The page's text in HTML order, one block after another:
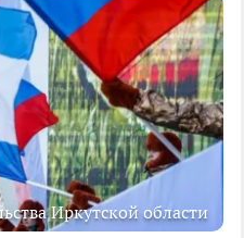
Иркутской области